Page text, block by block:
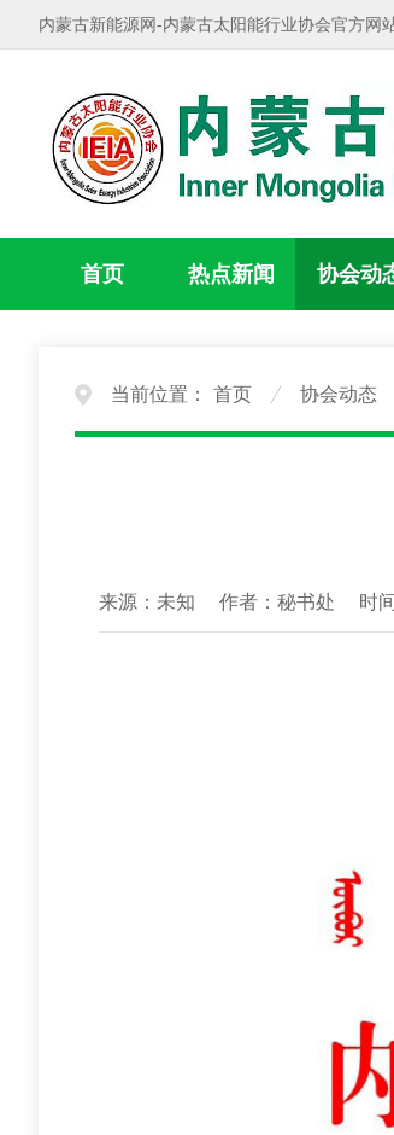
内蒙古新能源网-内蒙古太阳能行业协会官方网
首页 热点新闻 协会动
当前位置： 首页 协会动态
来源：未知 作者：秘书处 时